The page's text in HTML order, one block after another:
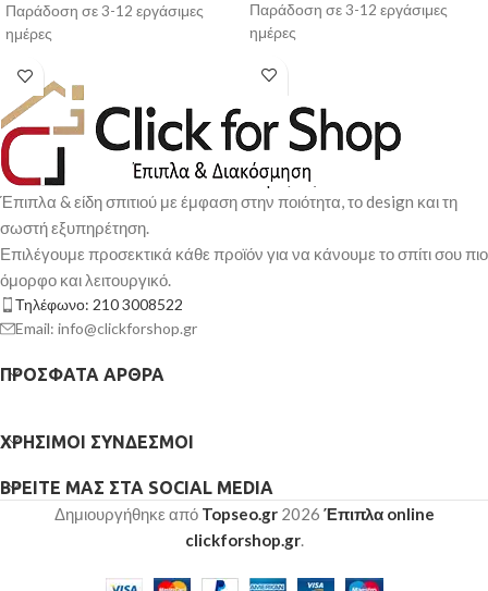
Παράδοση σε 3-12 εργάσιμες
ημέρες
Παράδοση σε 3-12 εργάσιμες
ημέρες
Έπιπλα & είδη σπιτιού με έμφαση στην ποιότητα, το design και τη
σωστή εξυπηρέτηση.
Επιλέγουμε προσεκτικά κάθε προϊόν για να κάνουμε το σπίτι σου πιο
όμορφο και λειτουργικό.
Τηλέφωνο: 210 3008522
Email: info@clickforshop.gr
ΠΡΌΣΦΑΤΑ ΆΡΘΡΑ
ΧΡΉΣΙΜΟΙ ΣΎΝΔΕΣΜΟΙ
ΒΡΕΊΤΕ ΜΑΣ ΣΤΑ SOCIAL MEDIA
Δημιουργήθηκε από Topseo.gr2026 Έπιπλα online
clickforshop.gr.